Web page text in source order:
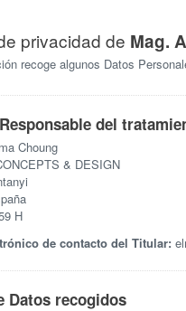
privacidad de Mag.
recoge algunos Datos
del
Choung
& DESIGN
H
de contacto del Titular:
Datos recogidos